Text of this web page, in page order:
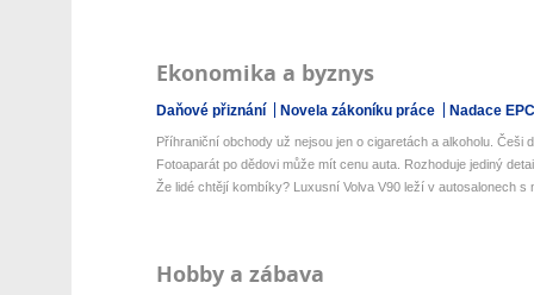
Ekonomika a byznys
Daňové přiznání Novela zákoníku práce Nadace
Příhraniční obchody už nejsou jen o cigaretách a alkoholu. Češi
Fotoaparát po dědovi může mít cenu auta. Rozhoduje jediný
Že lidé chtějí kombíky? Luxusní Volva V90 leží v autosalonech s
Hobby a zábava